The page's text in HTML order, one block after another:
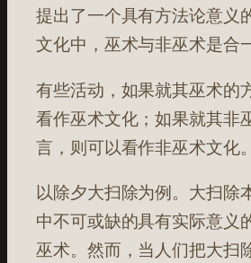
提出了一个具有方法论意义
文化中，巫术与非巫术是合
有些活动，如果就其巫术的
看作巫术文化；如果就其非
言，则可以看作非巫术文化。
以除夕大扫除为例。大扫除
中不可或缺的具有实际意义
巫术。然而，当人们把大扫